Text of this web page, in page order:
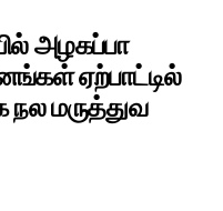
அழகப்பா
ஏற்பாட்டில்
மருத்துவ